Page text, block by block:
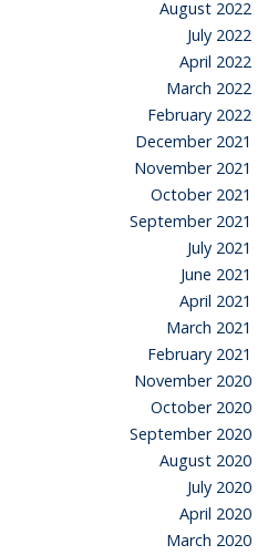
August 2022
July 2022
April 2022
March 2022
February 2022
December 2021
November 2021
October 2021
September 2021
July 2021
June 2021
April 2021
March 2021
February 2021
November 2020
October 2020
September 2020
August 2020
July 2020
April 2020
March 2020